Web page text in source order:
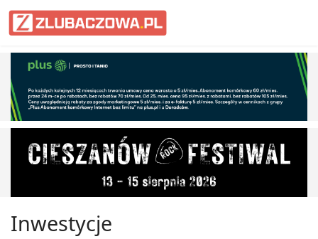
Informacje Lubaczów, powiat
Inwestycje